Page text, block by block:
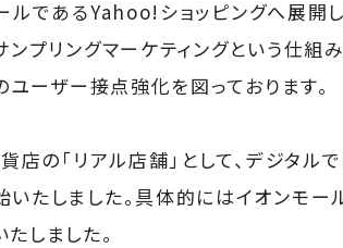
であるYahoo!ショッピングへ展開し
プリングマーケティングという仕組
ユーザー接点強化を図っております。
店の「リアル店舗」として、デジタル
たしました。具体的にはイオンモー
しました。